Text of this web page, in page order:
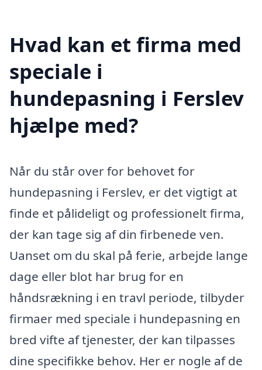
Hvad kan et firma med
speciale i
hundepasning i Ferslev
hjælpe med?
Når du står over for behovet for
hundepasning i Ferslev, er det vigtigt at
finde et pålideligt og professionelt firma,
der kan tage sig af din firbenede ven.
Uanset om du skal på ferie, arbejde lange
dage eller blot har brug for en
håndsrækning i en travl periode, tilbyder
firmaer med speciale i hundepasning en
bred vifte af tjenester, der kan tilpasses
dine specifikke behov. Her er nogle af de